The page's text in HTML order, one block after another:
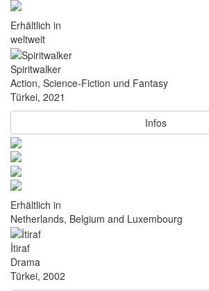
Erhältlich in
weltweit
Spiritwalker
Action, Science-Fiction und Fantasy
Türkei, 2021
Infos
Erhältlich in
Netherlands, Belgium and Luxembourg
İtiraf
Drama
Türkei, 2002